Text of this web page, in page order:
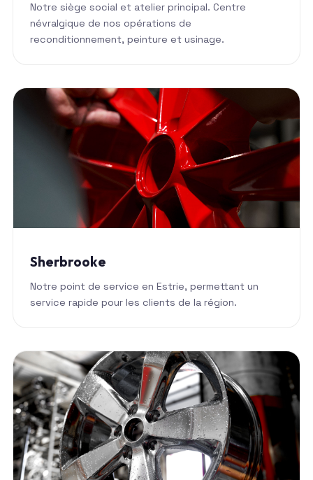
Notre siège social et atelier principal. Centre
névralgique de nos opérations de
reconditionnement, peinture et usinage.
Sherbrooke
Notre point de service en Estrie, permettant un
service rapide pour les clients de la région.